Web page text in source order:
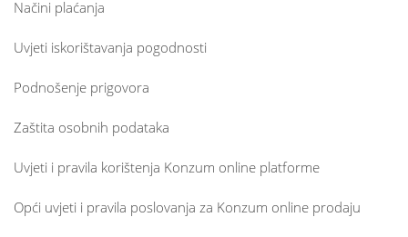
Načini plaćanja
Uvjeti iskorištavanja pogodnosti
Podnošenje prigovora
Zaštita osobnih podataka
Uvjeti i pravila korištenja Konzum online platforme
Opći uvjeti i pravila poslovanja za Konzum online prodaju